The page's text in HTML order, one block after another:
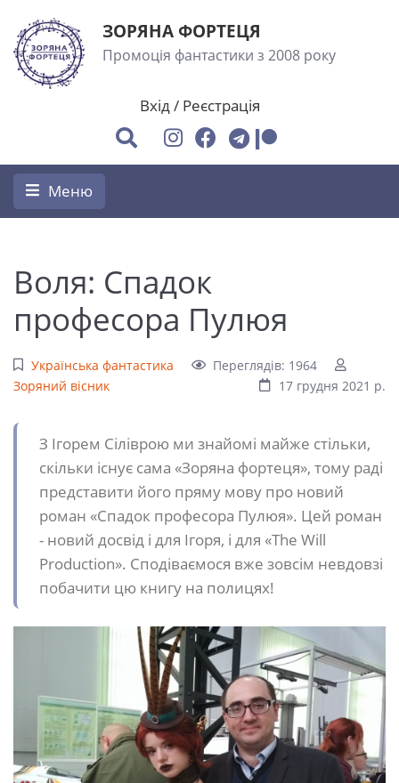
ЗОРЯНА ФОРТЕЦЯ
Промоція фантастики з 2008 року
Вхід/ Реєстрація
Меню
Воля: Спадок
професора Пулюя
Українська фантастика
Переглядів: 1964
Зоряний вісник
17 грудня 2021 р.
З Ігорем Сіліврою ми знайомі майже стільки,
скільки існує сама «Зоряна фортеця», тому раді
представити його пряму мову про новий
роман «Спадок професора Пулюя». Цей роман
- новий досвід і для Ігоря, і для «The Will
Production». Сподіваємося вже зовсім невдовзі
побачити цю книгу на полицях!